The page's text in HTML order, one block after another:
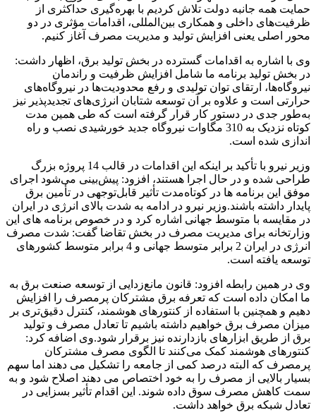
حمایت همه جانبه دولت تلاش کردیم با بهره‌گیری حداکثری از
ظرفیت‌های داخلی و همکاری بین‌المللی، اقدامات مؤثری در دو
محور اصلی یعنی افزایش تولید و مدیریت مصرف آغاز کنیم.
وی با اشاره به اقدامات گسترده در بخش تولید برق، اظهار داشت:
در بخش تولید برنامه ما شامل افزایش ظرفیت و راندمان
نیروگاه‌ها، ارتقای توان تولیدی و رفع محدودیت‌ها در نیروگاه‌های
حرارتی است و علاوه بر آن توسعه شتابان انرژی‌های تجدیدپذیر نیز
به‌طور جدی در دستور کار قرار گرفته است که طی همین مدت
کوتاه نزدیک به 310 مگاوات نیروگاه جدید خورشیدی نصب و راه
اندازی شده است.
وزیر نیرو با تأکید بر اینکه این اقدامات در قالب 14 پروژه بزرگ
طراحی شده‌ و در حال اجرا هستند، افزود: پیش‌بینی می‌شود اجرای
موفق این برنامه ها در کوتاه‌مدت تأثیر قابل‌توجهی در تأمین برق
پایدار داشته باشند.وزیر نیرو در ادامه به شدت بالای انرژی در ایران
در مقایسه با متوسط جهانی اشاره کرد و در خصوص برنامه های این
وزارتخانه برای مدیریت مصرف در بخش تقاضا گفت: شدت مصرف
انرژی در ایران 2 برابر متوسط جهانی و 4 برابر متوسط کشورهای
توسعه یافته است.
وی در همین رابطه افزود: قانون مانع‌زدایی از توسعه صنعت برق به
ما امکان داده است که تعرفه برق مشترکان پرمصرف را افزایش
دهیم و همچنین با استفاده از کنتورهای هوشمند، کنترل دقیق‌تری بر
میزان مصرف برق خواهیم داشته باشیم تا تعادل مصرف و تولید
برق از طریق ابزارهای بازدارنده نیز برقرار شود.وی اضافه کرد:
کنتورهای هوشمند کمک می‌کنند تا الگوی مصرف مشترکان
پرمصرف که البته درصد کمی از جامعه را تشکیل می دهند اما سهم
بسیار بالایی از مصرف را به خود اختصاص می دهند اصلاح شود و به
سمت کاهش مصرف سوق داده شوند. این اقدام تأثیر بسزایی در
تعادل شبکه برق خواهد داشت.